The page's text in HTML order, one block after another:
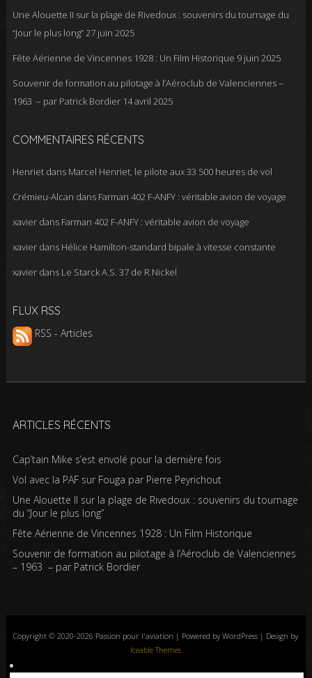
Une Alouette II sur la plage de Rivedoux : souvenirs du tournage du
“Jour le plus long”27 juin 2025
Fête Aérienne de Vincennes 1928 : Un Film Historique 9 juin 2025
Souvenir de formation au pilotage à l’Aéroclub de Valenciennes –
1963 – par Patrick Bordier 14 avril 2025
COMMENTAIRES RÉCENTS
Henrietdans Marcel Henriet, le pilote aux 33 500 heures de vol
Crémieu-Alcan dans Farman 402 F-ANFY : véritable avion de voyage
xavierdans Farman 402 F-ANFY : véritable avion de voyage
xavierdans Hélice Hamilton-standard bipale à vitesse constante
xavierdans Le Starck A.S. 37 de R.Nickel
FLUX RSS
RSS - Articles
ARTICLES RÉCENTS
Cap’tain Mike s’est envolé pour la dernière fois
Vol avec la PAF sur Fouga par Pierre Peyrichout
Une Alouette II sur la plage de Rivedoux : souvenirs du tournage
du “Jour le plus long”
Fête Aérienne de Vincennes 1928 : Un Film Historique
Souvenir de formation au pilotage à l’Aéroclub de Valenciennes
– 1963 – par Patrick Bordier
Copyright © 2020-2026 Passion pour l'aviation | Powered by WordPress | Design by
Iceable Themes